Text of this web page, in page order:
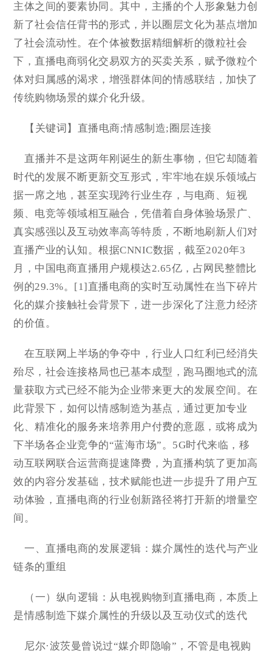
主体之间的要素协同。其中，主播的个人形象魅力创
新了社会信任背书的形式，并以圈层文化为基点增加
了社会流动性。在个体被数据精细解析的微粒社会
下，直播电商弱化交易双方的买卖关系，赋予微粒个
体对归属感的渴求，增强群体间的情感联结，加快了
传统购物场景的媒介化升级。
【关键词】直播电商;情感制造;圈层连接
直播并不是这两年刚诞生的新生事物，但它却随着
时代的发展不断更新交互形式，牢牢地在娱乐领域占
据一席之地，甚至实现跨行业生存，与电商、短视
频、电竞等领域相互融合，凭借着自身体验场景广、
真实感强以及互动效率高等特质，不断地刷新人们对
直播产业的认知。根据CNNIC数据，截至2020年3
月，中国电商直播用户规模达2.65亿，占网民整體比
例的29.3%。[1]直播电商的实时互动属性在当下碎片
化的媒介接触社会背景下，进一步深化了注意力经济
的价值。
在互联网上半场的争夺中，行业人口红利已经消失
殆尽，社会连接格局也已基本成型，跑马圈地式的流
量获取方式已经不能为企业带来更大的发展空间。在
此背景下，如何以情感制造为基点，通过更加专业
化、精准化的服务来培养用户付费的意愿，或将成为
下半场各企业竞争的“蓝海市场”。5G时代来临，移
动互联网联合运营商提速降费，为直播构筑了更加高
效的内容分发基础，技术赋能也进一步提升了用户互
动体验，直播电商的行业创新路径将打开新的增量空
间。
一、直播电商的发展逻辑：媒介属性的迭代与产业
链条的重组
（一）纵向逻辑：从电视购物到直播电商，本质上
是情感制造下媒介属性的升级以及互动仪式的迭代
尼尔·波茨曼曾说过“媒介即隐喻”，不管是电视购